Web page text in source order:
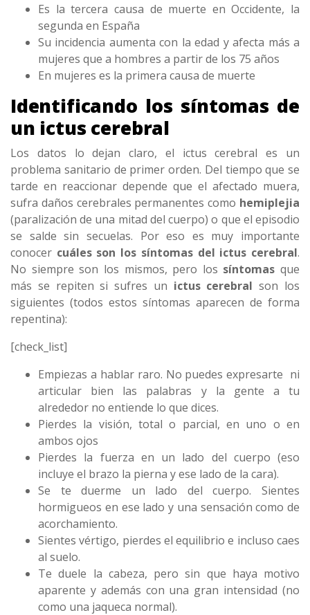
Es la tercera causa de muerte en Occidente, la
segunda en España
Su incidencia aumenta con la edad y afecta más a
mujeres que a hombres a partir de los 75 años
En mujeres es la primera causa de muerte
Identificando los síntomas de
un ictus cerebral
Los datos lo dejan claro, el ictus cerebral es un
problema sanitario de primer orden. Del tiempo que se
tarde en reaccionar depende que el afectado muera,
sufra daños cerebrales permanentes como hemiplejia
(paralización de una mitad del cuerpo) o que el episodio
se salde sin secuelas. Por eso es muy importante
conocer cuáles son los síntomas del ictus cerebral.
No siempre son los mismos, pero los síntomas que
más se repiten si sufres un ictus cerebralson los
siguientes (todos estos síntomas aparecen de forma
repentina):
[check_list]
Empiezas a hablar raro. No puedes expresarte ni
articular bien las palabras y la gente a tu
alrededor no entiende lo que dices.
Pierdes la visión, total o parcial, en uno o en
ambos ojos
Pierdes la fuerza en un lado del cuerpo (eso
incluye el brazo la pierna y ese lado de la cara).
Se te duerme un lado del cuerpo. Sientes
hormigueos en ese lado y una sensación como de
acorchamiento.
Sientes vértigo, pierdes el equilibrio e incluso caes
al suelo.
Te duele la cabeza, pero sin que haya motivo
aparente y además con una gran intensidad (no
como una jaqueca normal).